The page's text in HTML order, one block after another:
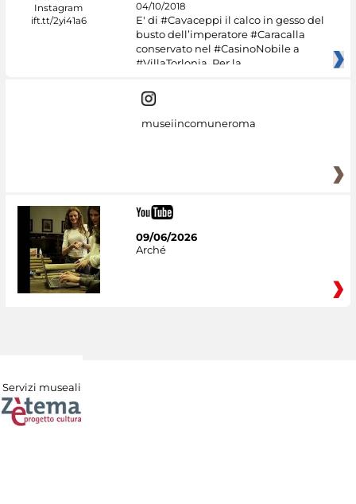
04/10/2018
E' di #Cavaceppi il calco in gesso del
busto dell’imperatore #Caracalla
conservato nel #CasinoNobile a
#VillaTorlonia. Per la
museiincomuneroma
09/06/2026
Arché
Servizi museali